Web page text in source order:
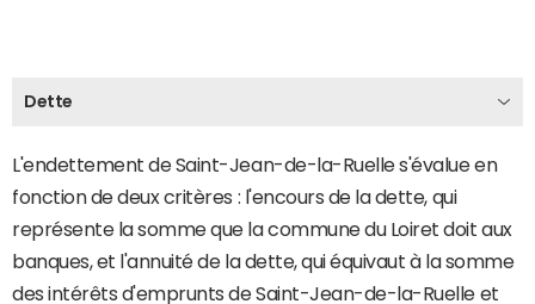
Dette
L'endettement de Saint-Jean-de-la-Ruelle s'évalue en
fonction de deux critères : l'encours de la dette, qui
représente la somme que la commune du Loiret doit aux
banques, et l'annuité de la dette, qui équivaut à la somme
des intérêts d'emprunts de Saint-Jean-de-la-Ruelle et